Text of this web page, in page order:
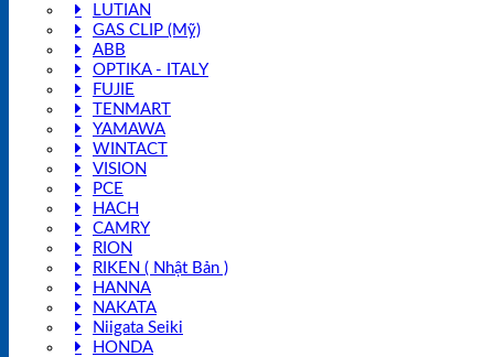
LUTIAN
GAS CLIP (Mỹ)
ABB
OPTIKA - ITALY
FUJIE
TENMART
YAMAWA
WINTACT
VISION
PCE
HACH
CAMRY
RION
RIKEN ( Nhật Bản )
HANNA
NAKATA
Niigata Seiki
HONDA